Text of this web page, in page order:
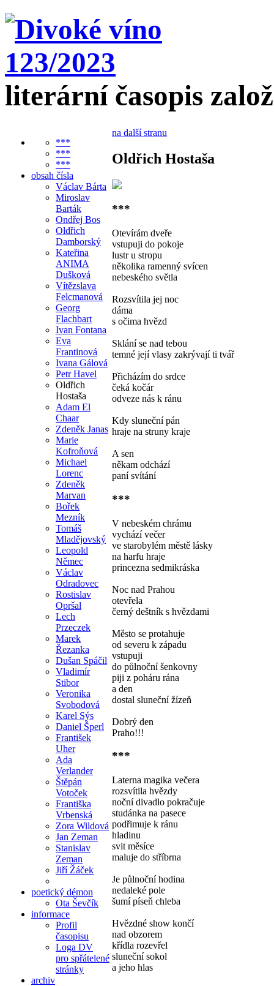
literární časopis
***
***
***
obsah čísla
Václav Bárta
Miroslav
Barták
Ondřej Bos
Oldřich
Damborský
Kateřina
ANIMA
Dušková
Vítězslava
Felcmanová
Georg
Flachbart
Ivan Fontana
Eva
Frantinová
Ivana Gálová
Petr Havel
Oldřich
Hostaša
Adam El
Chaar
Zdeněk Janas
Marie
Kofroňová
Michael
Lorenc
Zdeněk
Marvan
Bořek
Mezník
Tomáš
Mladějovský
Leopold
Němec
Václav
Odradovec
Rostislav
Opršal
Lech
Przeczek
Marek
Řezanka
Dušan Spáčil
Vladimír
Stibor
Veronika
Svobodová
Karel Sýs
Daniel Šperl
František
Uher
Ada
Verlander
Štěpán
Votoček
Františka
Vrbenská
Zora Wildová
Jan Zeman
Stanislav
Zeman
Jiří Žáček
poetický démon
Ota Ševčík
informace
Profil
časopisu
Loga DV
pro spřátelené
stránky
archiv
na další stranu
Oldřich Hostaša
***
Otevírám dveře
vstupuji do pokoje
lustr u stropu
několika ramenný svícen
nebeského světla
Rozsvítila jej noc
dáma
s očima hvězd
Sklání se nad tebou
temné její vlasy zakrývají ti tvář
Přicházím do srdce
čeká kočár
odveze nás k ránu
Kdy sluneční pán
hraje na struny kraje
A sen
někam odchází
paní svítání
***
V nebeském chrámu
vychází večer
ve starobylém městě lásky
na harfu hraje
princezna sedmikráska
Noc nad Prahou
otevřela
černý deštník s hvězdami
Město se protahuje
od severu k západu
vstupuji
do půlnoční šenkovny
piji z poháru rána
a den
dostal sluneční žízeň
Dobrý den
Praho!!!
***
Laterna magika večera
rozsvítila hvězdy
noční divadlo pokračuje
studánka na pasece
podřimuje k ránu
hladinu
svit měsíce
maluje do stříbrna
Je půlnoční hodina
nedaleké pole
šumí píseň chleba
Hvězdné show končí
nad obzorem
křídla rozevřel
sluneční sokol
a jeho hlas